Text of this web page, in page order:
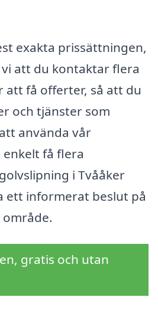
exakta prissättningen,
att du kontaktar flera
att få offerter, så att du
och tjänster som
använda vår
få flera
i Tvååker
ett informerat beslut på
gratis och utan